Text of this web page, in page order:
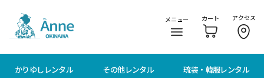
メニュー カート アクセス
かりゆしレンタル その他レンタル 琉装・韓服レンタル